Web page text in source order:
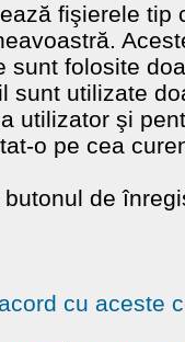
fişierele tip
sunt folosite
sunt utilizate
utilizator şi
o pe cea
de
cu aceste